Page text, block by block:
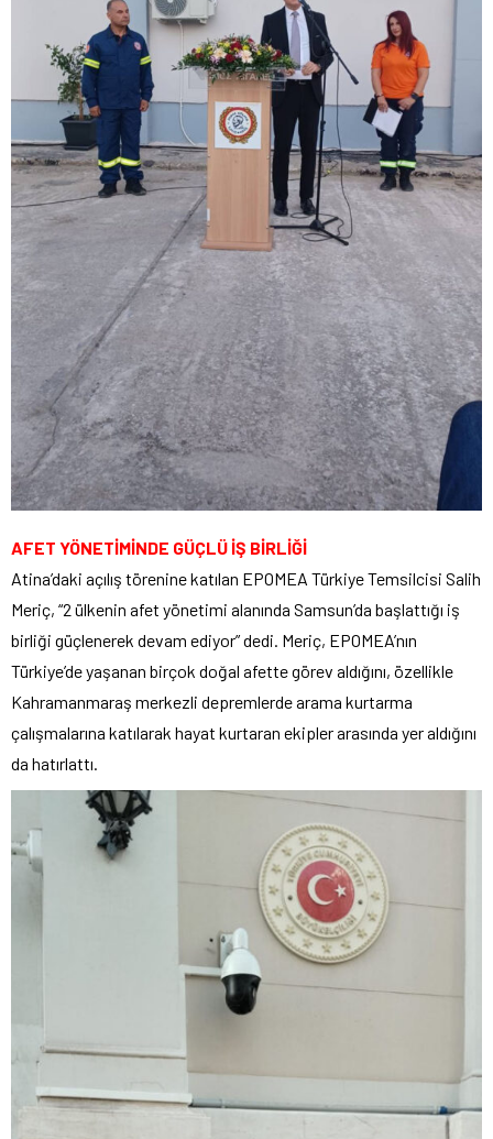
AFET YÖNETİMİNDE GÜÇLÜ İŞ BİRLİĞİ
Atina’daki açılış törenine katılan EPOMEA Türkiye Temsilcisi Salih
Meriç, “2 ülkenin afet yönetimi alanında Samsun’da başlattığı iş
birliği güçlenerek devam ediyor” dedi. Meriç, EPOMEA’nın
Türkiye’de yaşanan birçok doğal afette görev aldığını, özellikle
Kahramanmaraş merkezli depremlerde arama kurtarma
çalışmalarına katılarak hayat kurtaran ekipler arasında yer aldığını
da hatırlattı.